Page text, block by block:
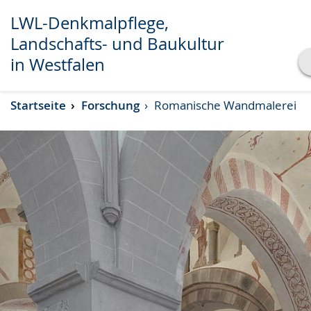
Transkript anzeigen
Abspielen
Pausieren
LWL-Denkmalpflege,
Landschafts- und Baukultur
in Westfalen
Startseite Forschung Romanische Wandmalerei